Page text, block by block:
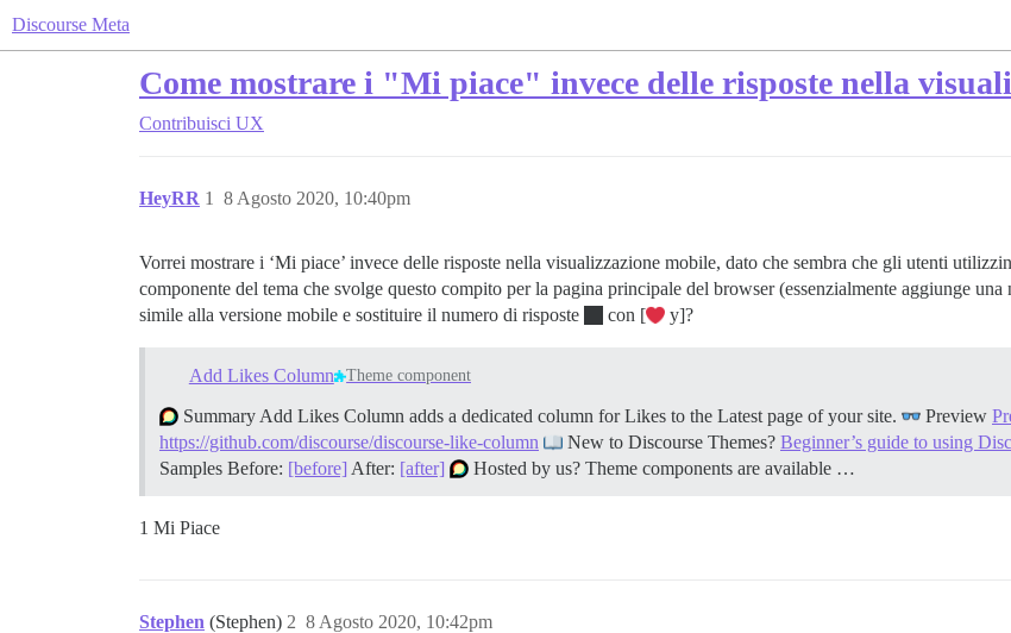
Discourse Meta
Come mostrare i "Mi piace" invece delle risposte nella
Contribuisci UX
HeyRR 8 Agosto 2020, 10:40pm
1
Vorrei mostrare i ‘Mi piace’ invece delle risposte nella visualizzazione mobile, dato che sembra che gli utenti
componente del tema che svolge questo compito per la pagina principale del browser (essenzialmente aggiunge
simile alla versione mobile e sostituire il numero di risposte
con [ y]?
Add Likes Column Theme component
Summary Add Likes Column adds a dedicated column for Likes to the Latest page of your site. Preview
https://github.com/discourse/discourse-like-column
New to Discourse Themes? Beginner’s guide to using
Samples Before: [before] After: [after] Hosted by us? Theme components are available …
1 Mi Piace
Stephen (Stephen) 8 Agosto 2020, 10:42pm
2